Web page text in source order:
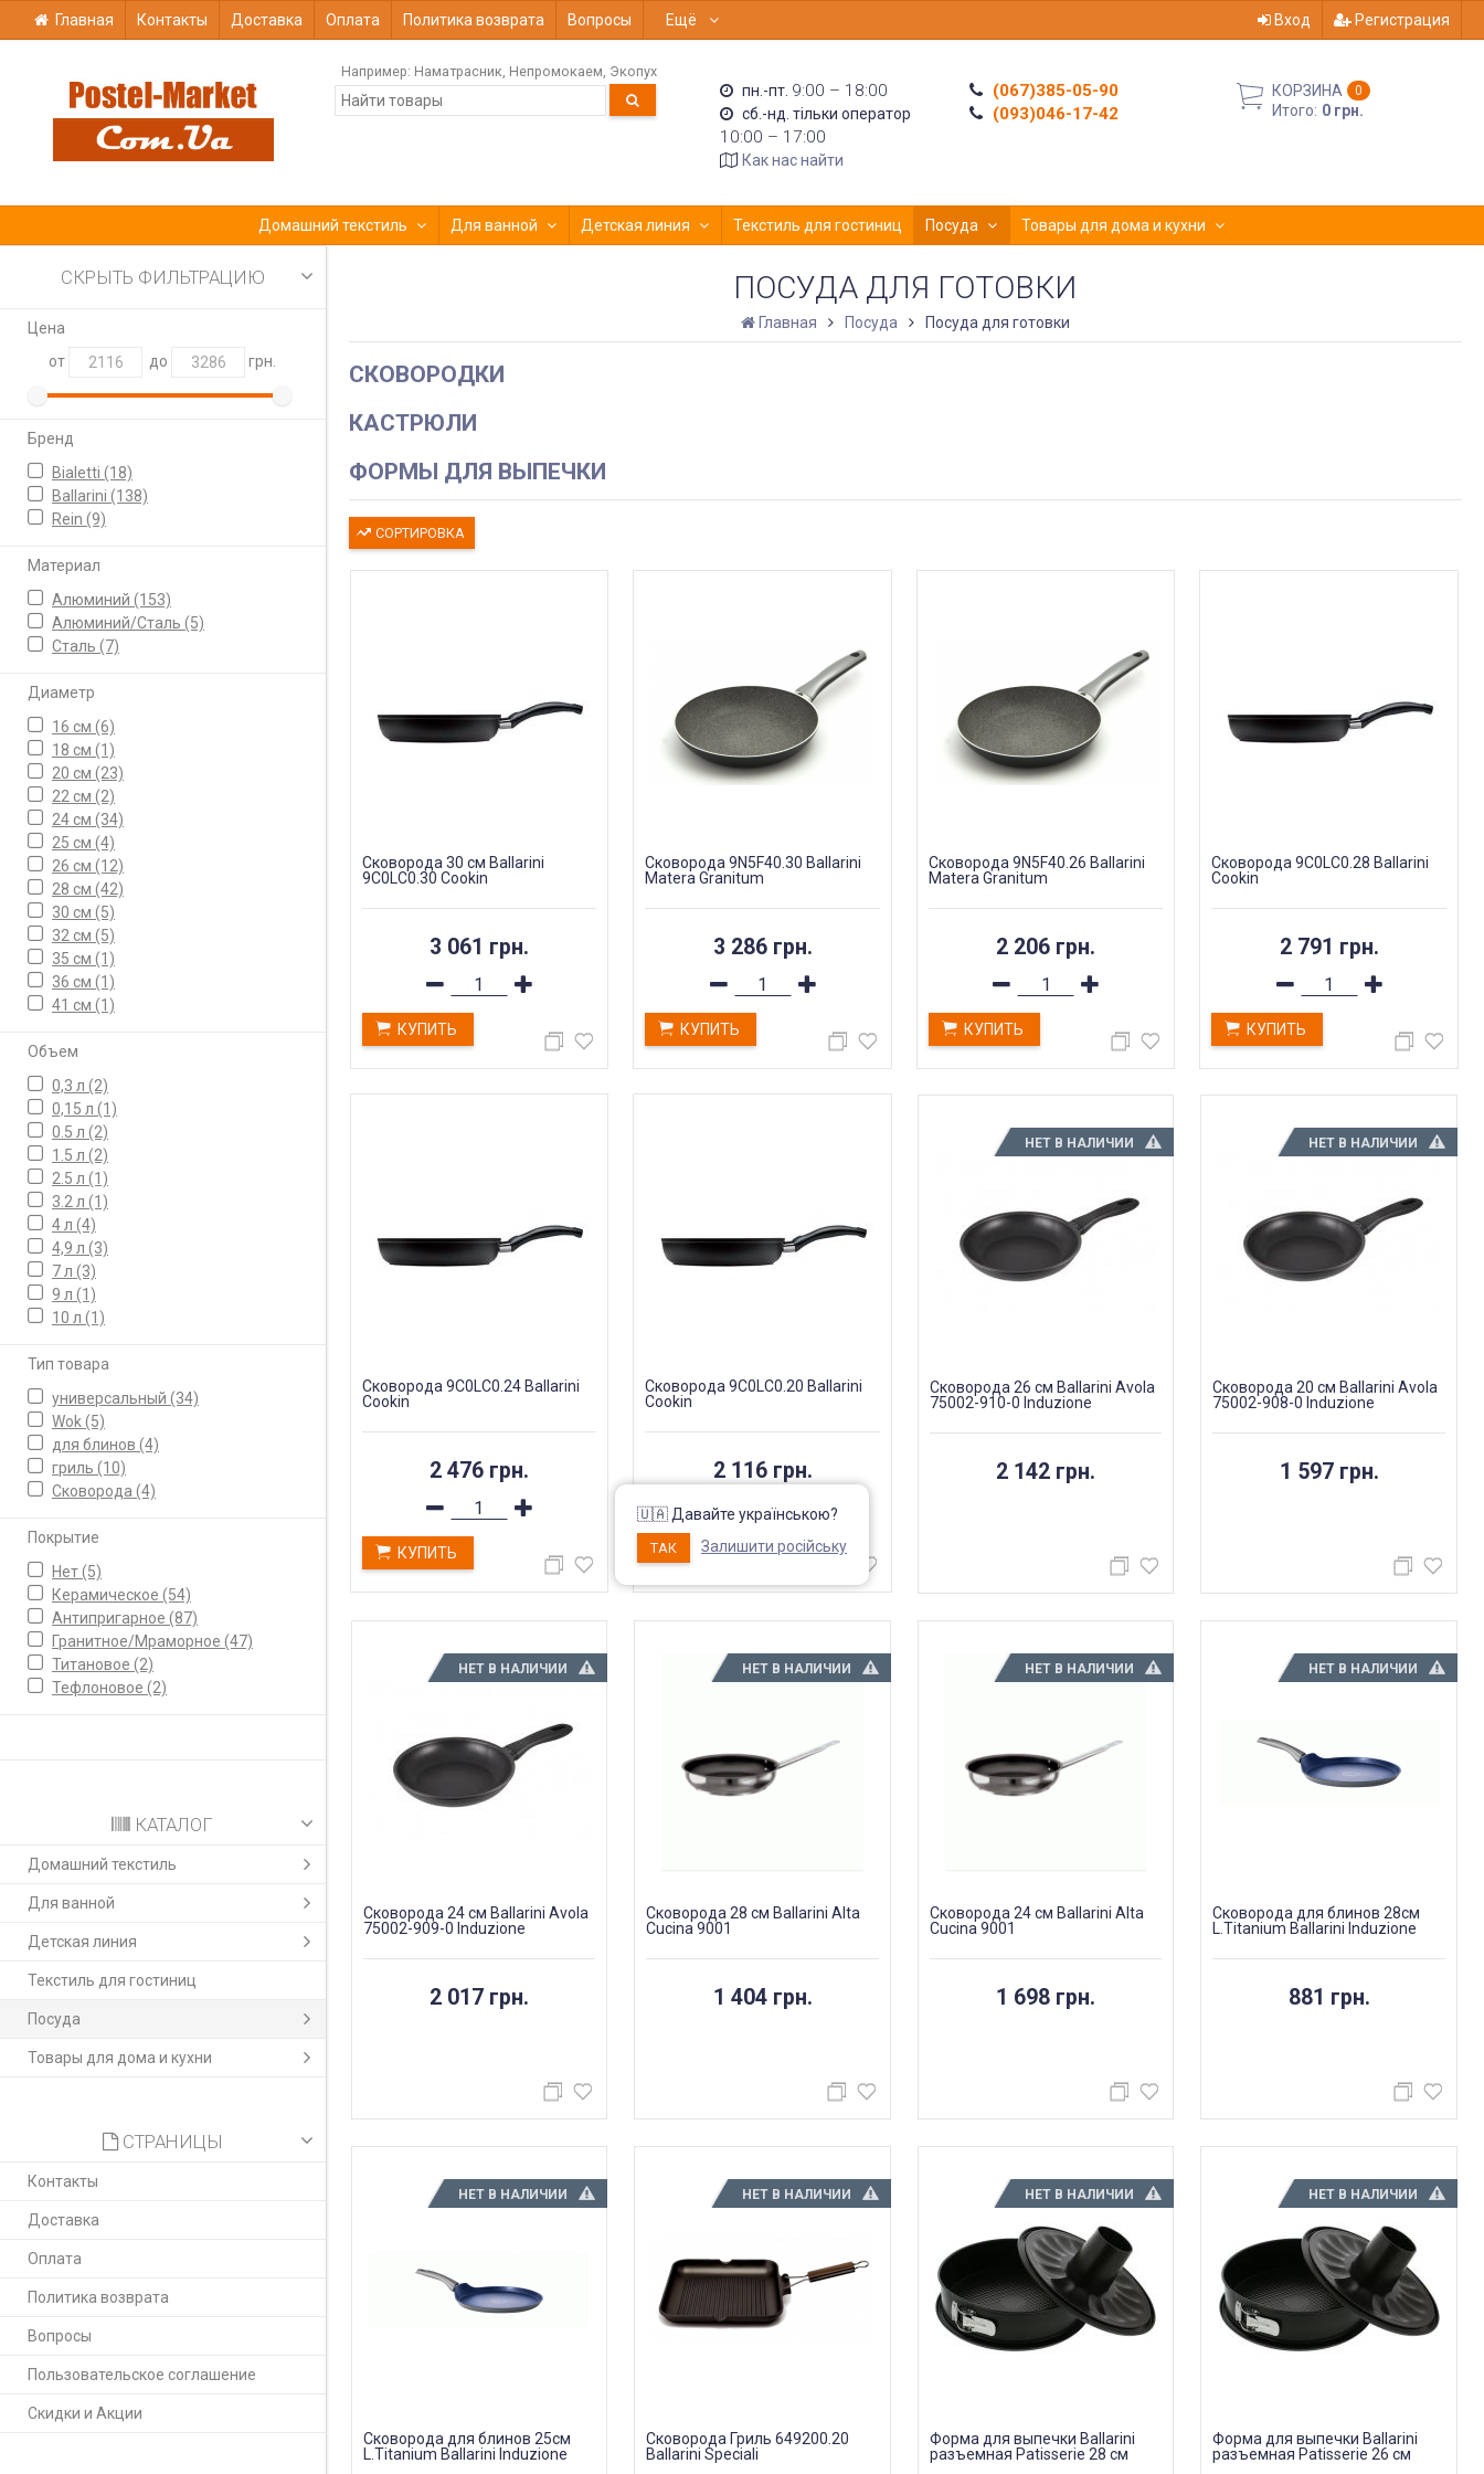
Главная Контакты Доставка Оплата Политика возврата Вопросы Ещё Вход Регистрация
Например: Наматрасник Непромокаем Экопух
пн.-пт. 9:00 – 18:00
сб.-нд. тільки оператор
10:00 – 17:00
Как нас найти
(067)385-05-90
(093)046-17-42
КОРЗИНА 0
Итого: 0 грн.
Домашний текстиль Для ванной Детская линия Текстиль для гостиниц Посуда Товары для дома и кухни
СКРЫТЬ ФИЛЬТРАЦИЮ
Цена
от
до грн.
Бренд
Bialetti (18)
Ballarini (138)
Rein (9)
Материал
Алюминий (153)
Алюминий/Сталь (5)
Сталь (7)
Диаметр
16 см (6)
18 см (1)
20 см (23)
22 см (2)
24 см (34)
25 см (4)
26 см (12)
28 см (42)
30 см (5)
32 см (5)
35 см (1)
36 см (1)
41 см (1)
Объем
0,3 л (2)
0,15 л (1)
0.5 л (2)
1.5 л (2)
2.5 л (1)
3.2 л (1)
4 л (4)
4,9 л (3)
7 л (3)
9 л (1)
10 л (1)
Тип товара
универсальный (34)
Wok (5)
для блинов (4)
гриль (10)
Сковорода (4)
Покрытие
Нет(5)
Керамическое (54)
Антипригарное (87)
Гранитное/Мраморное (47)
Титановое (2)
Тефлоновое (2)
КАТАЛОГ
Домашний текстиль
Для ванной
Детская линия
Текстиль для гостиниц
Посуда
Товары для дома и кухни
СТРАНИЦЫ
Контакты
Доставка
Оплата
Политика возврата
Вопросы
Пользовательское соглашение
Скидки и Акции
ПОСУДА ДЛЯ ГОТОВКИ
Главная Посуда Посуда для готовки
СКОВОРОДКИ
КАСТРЮЛИ
ФОРМЫ ДЛЯ ВЫПЕЧКИ
СОРТИРОВКА
Сковорода 30 см Ballarini
9C0LC0.30 Cookin
3 061 грн.
КУПИТЬ
Сковорода 9N5F40.30 Ballarini
Matera Granitum
3 286 грн.
КУПИТЬ
Сковорода 9N5F40.26 Ballarini
Matera Granitum
2 206 грн.
КУПИТЬ
Сковорода 9C0LC0.28 Ballarini
Cookin
2 791 грн.
КУПИТЬ
Сковорода 9C0LC0.24 Ballarini
Cookin
2 476 грн.
КУПИТЬ
Сковорода 9C0LC0.20 Ballarini
Cookin
2 116 грн.
КУПИТЬ
НЕТ В НАЛИЧИИ
Сковорода 26 см Ballarini Avola
75002-910-0 Induzione
2 142 грн.
НЕТ В НАЛИЧИИ
Сковорода 20 см Ballarini Avola
75002-908-0 Induzione
1 597 грн.
НЕТ В НАЛИЧИИ
Сковорода 24 см Ballarini Avola
75002-909-0 Induzione
2 017 грн.
НЕТ В НАЛИЧИИ
Сковорода 28 см Ballarini Alta
Cucina 9001
1 404 грн.
НЕТ В НАЛИЧИИ
Сковорода 24 см Ballarini Alta
Cucina 9001
1 698 грн.
НЕТ В НАЛИЧИИ
Сковорода для блинов 28см
L.Titanium Ballarini Induzione
881 грн.
НЕТ В НАЛИЧИИ
Сковорода для блинов 25см
L.Titanium Ballarini Induzione
НЕТ В НАЛИЧИИ
Сковорода Гриль 649200.20
Ballarini Speciali
НЕТ В НАЛИЧИИ
Форма для выпечки Ballarini
разъемная Patisserie 28 см
НЕТ В НАЛИЧИИ
Форма для выпечки Ballarini
разъемная Patisserie 26 см
🇺🇦 Давайте українською?
ТАК Залишити російську